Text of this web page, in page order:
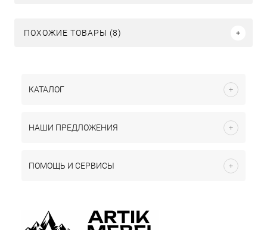
ПОХОЖИЕ ТОВАРЫ (8)
КАТАЛОГ
НАШИ ПРЕДЛОЖЕНИЯ
ПОМОЩЬ И СЕРВИСЫ